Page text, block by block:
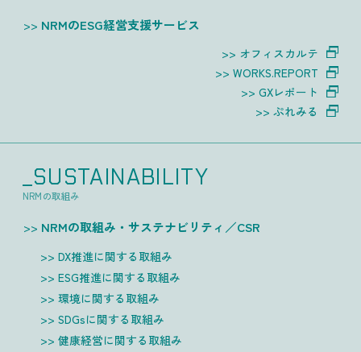
NRMのESG経営支援サービス
オフィスカルテ
WORKS.REPORT
GXレポート
ぷれみる
_SUSTAINABILITY
NRMの取組み
NRMの取組み・サステナビリティ／CSR
DX推進に関する取組み
ESG推進に関する取組み
環境に関する取組み
SDGsに関する取組み
健康経営に関する取組み